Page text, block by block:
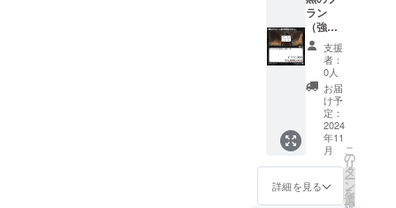
の９種
類各１
枚、計
９枚で
す。 ※
前回の
クラ
ファン
時とは
異なる
カード
しま
す。 す
しま
す。プ
レイ時
に気分
が上が
る一品
です。
限定
カード
は赤、
橙、
黄、
青、
桃、
告にて
公表さ
せてい
ただき
ます。
ス
ウェー
ド生地
の触り
心地、
見た目
ともに
素晴ら
作のク
ラウド
ファン
ディン
グのた
めにス
マート
フォン
ならび
にPCで
利用可
能な限
定壁紙
プレイ
マット
布（白
＆黒）
各１枚
・限定
カード
６３枚
・限定
「なな
いろの
欠片」
カード
７枚 ・
ラン
（強欲
なパ
レット
プラ
ン）７
７７,０
００円
多大な
るご支
援にお
応えし
てタイ
トル考
支援
者：
0人
お届
け予
定：
2024
年11
月
詳細を見る
こ
の
リ
タ
ー
ン
を
選